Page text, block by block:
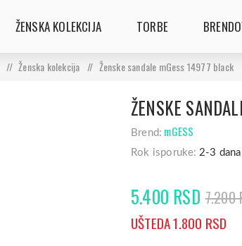
ŽENSKA KOLEKCIJA TORBE
/ Ženska kolekcija / Ženske sandale mGess 14977 black
ŽENSKE
Brend: mGESS
Rok isporuke: 2-3 dana
5.400 RSD 7.200
UŠTEDA 1.800 RSD